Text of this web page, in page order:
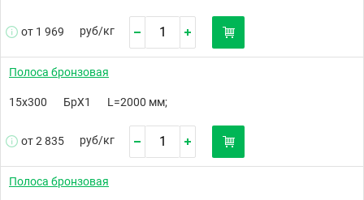
от 1 969 руб/кг
Полоса бронзовая
15х300 БрХ1 L=2000 мм;
от 2 835 руб/кг
Полоса бронзовая